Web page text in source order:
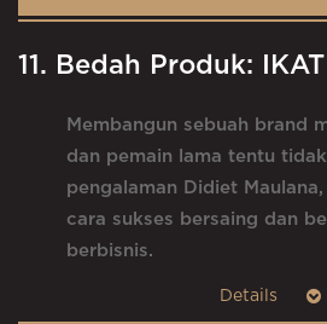
11. Bedah Produk:
Membangun sebuah brand
dan pemain lama tentu
pengalaman Didiet
cara sukses bersaing dan
berbisnis.